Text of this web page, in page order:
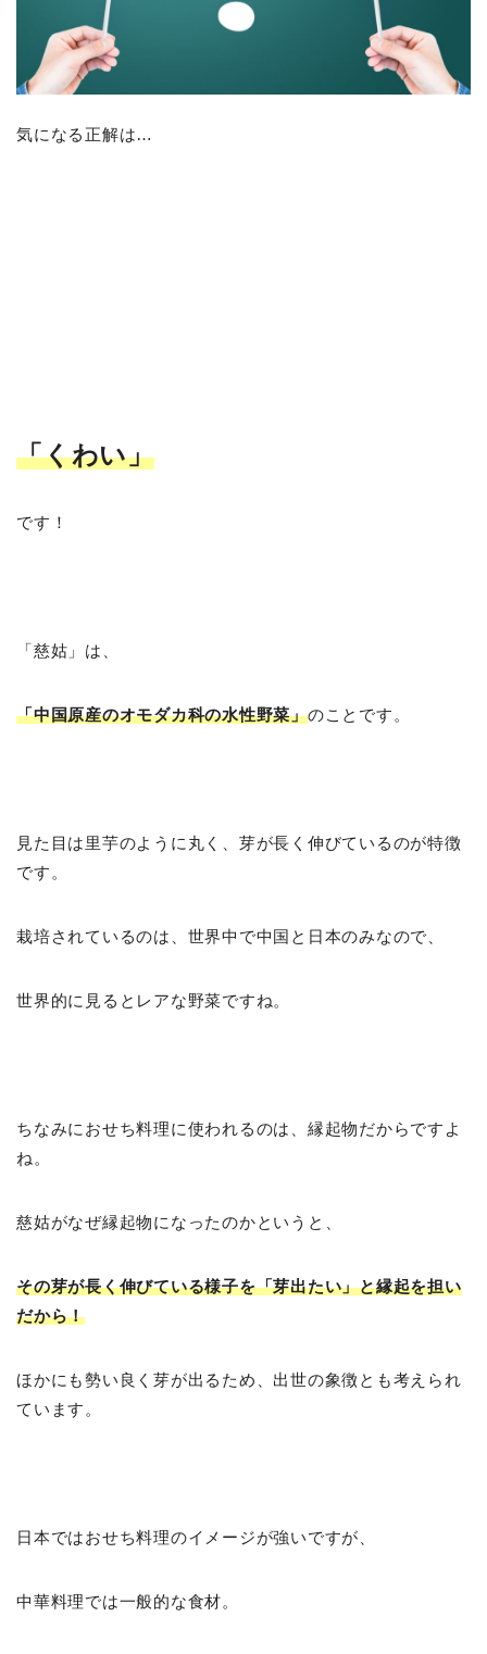
気になる正解は…
「くわい」
です！
「慈姑」は、
「中国原産のオモダカ科の水性野菜」のことです。
見た目は里芋のように丸く、芽が長く伸びているのが特徴
です。
栽培されているのは、世界中で中国と日本のみなので、
世界的に見るとレアな野菜ですね。
ちなみにおせち料理に使われるのは、縁起物だからですよ
ね。
慈姑がなぜ縁起物になったのかというと、
その芽が長く伸びている様子を「芽出たい」と縁起を担い
だから！
ほかにも勢い良く芽が出るため、出世の象徴とも考えられ
ています。
日本ではおせち料理のイメージが強いですが、
中華料理では一般的な食材。